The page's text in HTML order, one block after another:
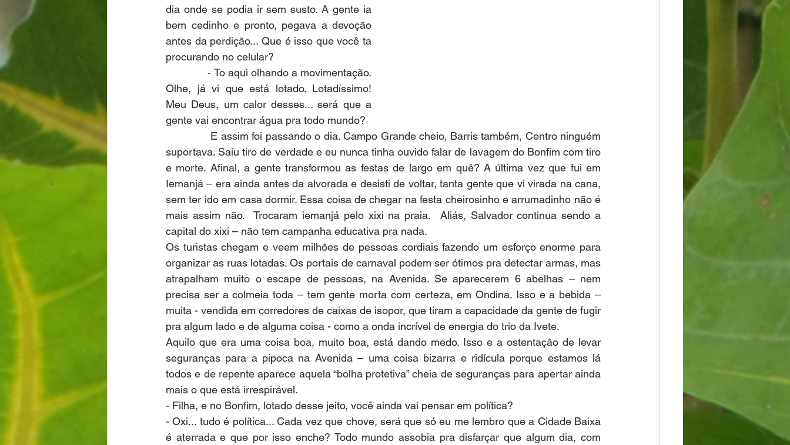
dia onde se podia ir sem susto. A gente ia
bem cedinho e pronto, pegava a devoção
antes da perdição... Que é isso que você ta
procurando no celular?
- To aqui olhando a movimentação.
Olhe, já vi que está lotado. Lotadíssimo!
Meu Deus, um calor desses... será que a
gente vai encontrar água pra todo mundo?
E assim foi passando o dia. Campo Grande cheio, Barris também, Centro ninguém
suportava. Saiu tiro de verdade e eu nunca tinha ouvido falar de lavagem do Bonfim com tiro
e morte. Afinal, a gente transformou as festas de largo em quê? A última vez que fui em
Iemanjá – era ainda antes da alvorada e desisti de voltar, tanta gente que vi virada na cana,
sem ter ido em casa dormir. Essa coisa de chegar na festa cheirosinho e arrumadinho não é
mais assim não.  Trocaram iemanjá pelo xixi na praia.  Aliás, Salvador continua sendo a
capital do xixi – não tem campanha educativa pra nada.
Os turistas chegam e veem milhões de pessoas cordiais fazendo um esforço enorme para
organizar as ruas lotadas. Os portais de carnaval podem ser ótimos pra detectar armas, mas
atrapalham muito o escape de pessoas, na Avenida. Se aparecerem 6 abelhas – nem
precisa ser a colmeia toda – tem gente morta com certeza, em Ondina. Isso e a bebida –
muita - vendida em corredores de caixas de isopor, que tiram a capacidade da gente de fugir
pra algum lado e de alguma coisa - como a onda incrível de energia do trio da Ivete.
Aquilo que era uma coisa boa, muito boa, está dando medo. Isso e a ostentação de levar
seguranças para a pipoca na Avenida – uma coisa bizarra e ridícula porque estamos lá
todos e de repente aparece aquela “bolha protetiva” cheia de seguranças para apertar ainda
mais o que está irrespirável.
- Filha, e no Bonfim, lotado desse jeito, você ainda vai pensar em política?
- Oxi... tudo é política... Cada vez que chove, será que só eu me lembro que a Cidade Baixa
é aterrada e que por isso enche? Todo mundo assobia pra disfarçar que algum dia, com